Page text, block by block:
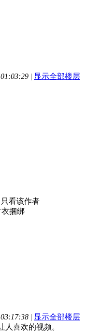
| 显示全部楼层
只看该作者
捆绑
| 显示全部楼层
人喜欢的视频。